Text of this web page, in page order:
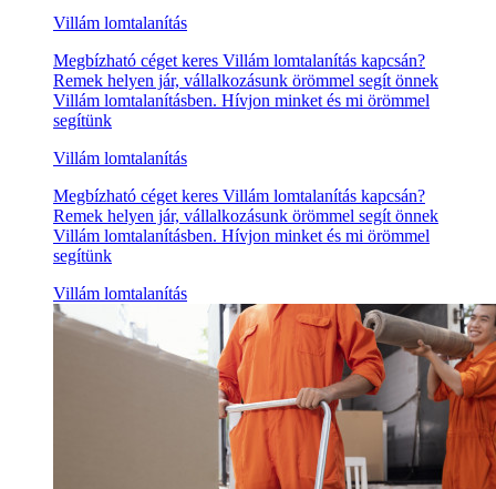
Villám lomtalanítás
Megbízható céget keres Villám lomtalanítás kapcsán?
Remek helyen jár, vállalkozásunk örömmel segít önnek
Villám lomtalanításben. Hívjon minket és mi örömmel
segítünk
Villám lomtalanítás
Megbízható céget keres Villám lomtalanítás kapcsán?
Remek helyen jár, vállalkozásunk örömmel segít önnek
Villám lomtalanításben. Hívjon minket és mi örömmel
segítünk
Villám lomtalanítás